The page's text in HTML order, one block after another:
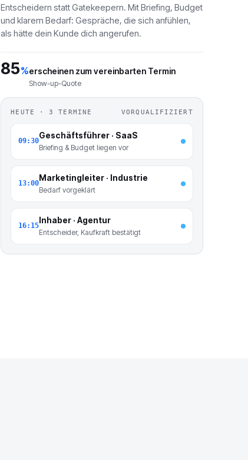
Entscheidern statt Gatekeepern. Mit Briefing, Budget
und klarem Bedarf: Gespräche, die sich anfühlen,
als hätte dein Kunde dich angerufen.
85%erscheinen zum vereinbarten Termin
Show-up-Quote
HEUTE · 3 TERMINE VORQUALIFIZIERT
09:30
Geschäftsführer · SaaS
Briefing & Budget liegen vor
13:00
Marketingleiter · Industrie
Bedarf vorgeklärt
16:15
Inhaber · Agentur
Entscheider, Kaufkraft bestätigt